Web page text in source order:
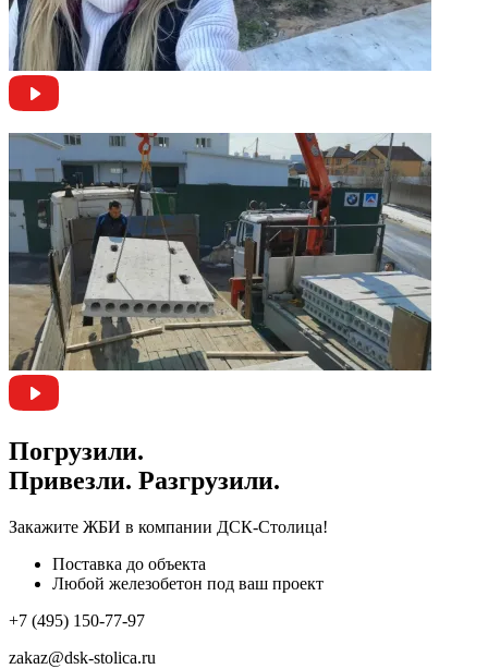
Погрузили.
Привезли. Разгрузили.
Закажите ЖБИ в компании ДСК-Столица!
Поставка до объекта
Любой железобетон под ваш проект
+7 (495) 150-77-97
zakaz@dsk-stolica.ru